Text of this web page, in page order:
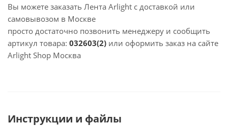
Вы можете заказать Лента Arlight с доставкой или
самовывозом в Москве
просто достаточно позвонить менеджеру и сообщить
артикул товара: 032603(2) или оформить заказ на сайте
Arlight Shop Москва
Инструкции и файлы